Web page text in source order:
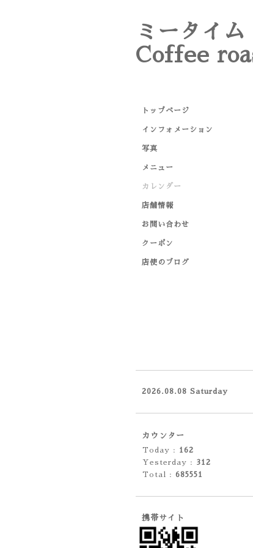
ミータイ
Coffee
トップページ
インフォメーション
写真
メニュー
カレンダー
店舗情報
お問い合わせ
クーポン
店使のブログ
2026.08.08 Saturday
カウンター
Today : 162
Yesterday : 312
Total : 685551
携帯サイト